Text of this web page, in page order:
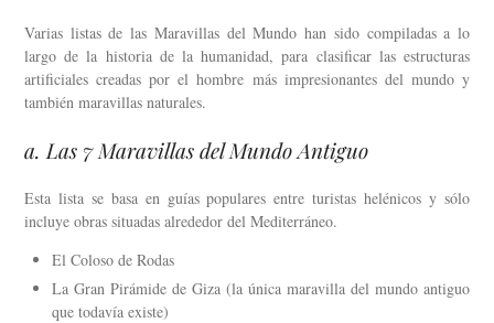
Varias listas de las Maravillas del Mundo han sido compiladas a lo
largo de la historia de la humanidad, para clasificar las estructuras
artificiales creadas por el hombre más impresionantes del mundo y
también maravillas naturales.
a. Las 7 Maravillas del Mundo Antiguo
Esta lista se basa en guías populares entre turistas helénicos y sólo
incluye obras situadas alrededor del Mediterráneo.
El Coloso de Rodas
La Gran Pirámide de Giza (la única maravilla del mundo antiguo
que todavía existe)